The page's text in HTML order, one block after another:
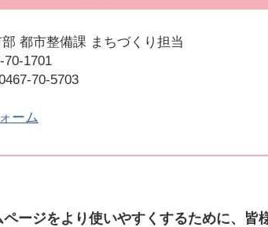
都市整備課 まちづくり担当
70-1701
70-5703
ーム
ージをより使いやすくするために、皆